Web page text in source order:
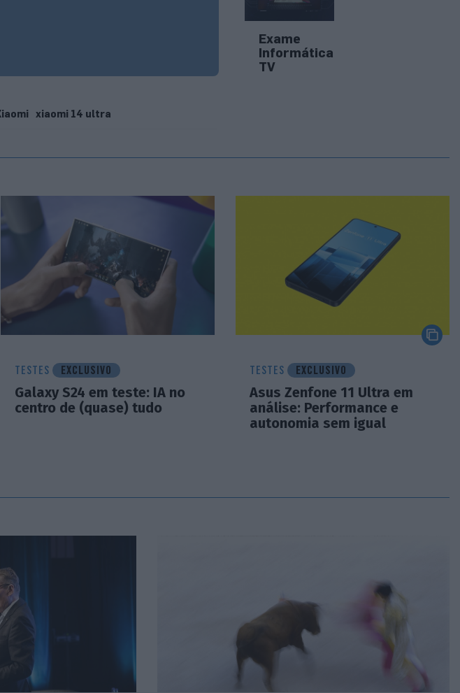
xiaomi 14 ultra
Exame
Informática
TV
TESTES EXCLUSIVO
Galaxy S24 em teste: IA no
centro de (quase) tudo
TESTES EXCLUSIVO
Asus Zenfone 11 Ultra em
análise: Performance e
autonomia sem igual